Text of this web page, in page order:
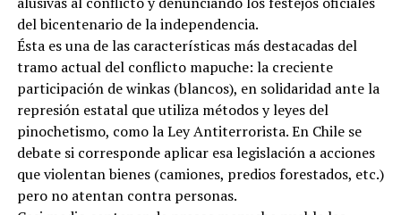
del bicentenario de la independencia.
Ésta es una de las características más destacadas del
tramo actual del conflicto mapuche: la creciente
participación de winkas (blancos), en solidaridad ante la
represión estatal que utiliza métodos y leyes del
pinochetismo, como la Ley Antiterrorista. En Chile se
debate si corresponde aplicar esa legislación a acciones
que violentan bienes (camiones, predios forestados, etc.)
pero no atentan contra personas.